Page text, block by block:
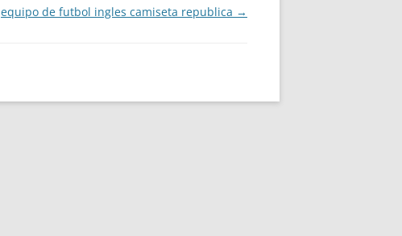
equipo de futbol ingles camiseta republica →